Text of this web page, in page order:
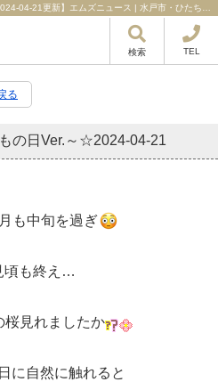
検索 TEL
る
の日Ver.～☆2024-04-21
も中旬を過ぎ
頃も終え…
桜見れましたか
に自然に触れると